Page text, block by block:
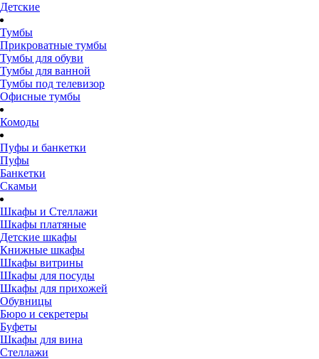
Детские
Тумбы
Прикроватные тумбы
Тумбы для обуви
Тумбы для ванной
Тумбы под телевизор
Офисные тумбы
Комоды
Пуфы и банкетки
Пуфы
Банкетки
Скамьи
Шкафы и Стеллажи
Шкафы платяные
Детские шкафы
Книжные шкафы
Шкафы витрины
Шкафы для посуды
Шкафы для прихожей
Обувницы
Бюро и секретеры
Буфеты
Шкафы для вина
Стеллажи